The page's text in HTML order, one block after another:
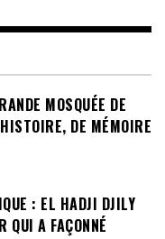
MOSQUÉE DE
DE MÉMOIRE
: EL HADJI DJILY
QUI A FAÇONNÉ